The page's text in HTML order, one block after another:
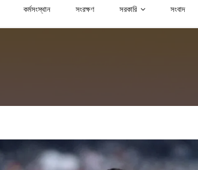
কর্মসংস্থান সংরক্ষণ সরকারি সংবাদ